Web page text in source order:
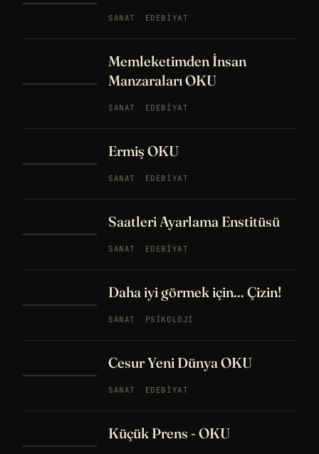
SANAT EDEBIYAT
Memleketimden İnsan
Manzaraları OKU
SANAT EDEBIYAT
Ermiş OKU
SANAT EDEBIYAT
Saatleri Ayarlama Enstitüsü
SANAT EDEBIYAT
Daha iyi görmek için... Çizin!
SANAT PSIKOLOJI
Cesur Yeni Dünya OKU
SANAT EDEBIYAT
Küçük Prens - OKU